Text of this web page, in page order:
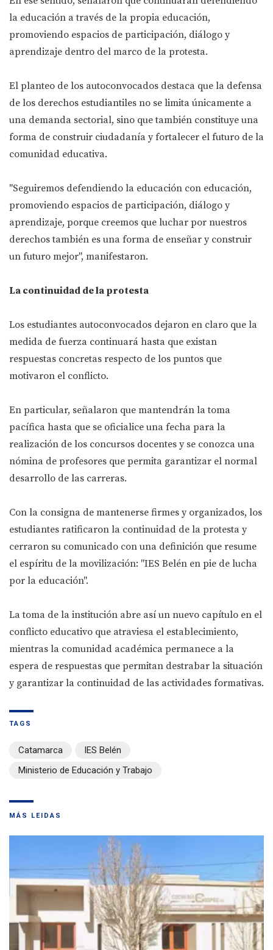
la educación a través de la propia educación,
promoviendo espacios de participación, diálogo y
aprendizaje dentro del marco de la protesta.
El planteo de los autoconvocados destaca que la defensa
de los derechos estudiantiles no se limita únicamente a
una demanda sectorial, sino que también constituye una
forma de construir ciudadanía y fortalecer el futuro de la
comunidad educativa.
"Seguiremos defendiendo la educación con educación,
promoviendo espacios de participación, diálogo y
aprendizaje, porque creemos que luchar por nuestros
derechos también es una forma de enseñar y construir
un futuro mejor", manifestaron.
La continuidad de la protesta
Los estudiantes autoconvocados dejaron en claro que la
medida de fuerza continuará hasta que existan
respuestas concretas respecto de los puntos que
motivaron el conflicto.
En particular, señalaron que mantendrán la toma
pacífica hasta que se oficialice una fecha para la
realización de los concursos docentes y se conozca una
nómina de profesores que permita garantizar el normal
desarrollo de las carreras.
Con la consigna de mantenerse firmes y organizados, los
estudiantes ratificaron la continuidad de la protesta y
cerraron su comunicado con una definición que resume
el espíritu de la movilización: "IES Belén en pie de lucha
por la educación".
La toma de la institución abre así un nuevo capítulo en el
conflicto educativo que atraviesa el establecimiento,
mientras la comunidad académica permanece a la
espera de respuestas que permitan destrabar la situación
y garantizar la continuidad de las actividades formativas.
TAGS
Catamarca
IES Belén
Ministerio de Educación y Trabajo
MÁS LEIDAS